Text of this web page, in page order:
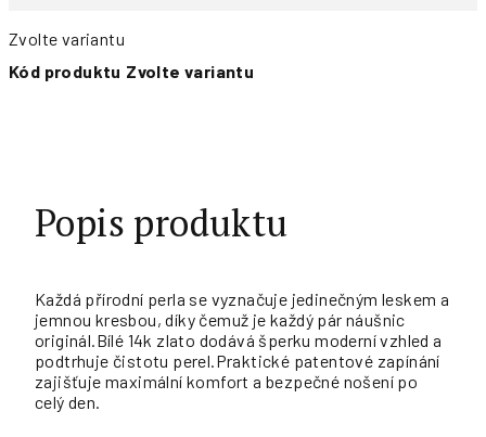
Zvolte variantu
Kód produktu Zvolte variantu
Popis produktu
Každá přírodní perla se vyznačuje jedinečným leskem a
jemnou kresbou, díky čemuž je každý pár náušnic
originál.Bílé 14k zlato dodává šperku moderní vzhled a
podtrhuje čistotu perel.Praktické patentové zapínání
zajišťuje maximální komfort a bezpečné nošení po
celý den.